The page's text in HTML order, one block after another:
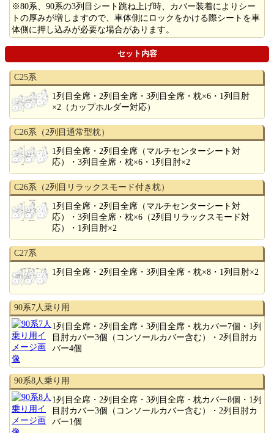
※80系、90系の3列目シート跳ね上げ時、カバー装着によりシー
トの厚みが増しますので、車体側にロックをかける際シートを車
体側に押し込みが必要な場合があります。
セット内容
C25系
1列目全席・2列目全席・3列目全席・枕×6・1列目肘
×2（カップホルダー対応）
C26系（2列目通常型枕）
1列目全席・2列目全席（マルチセンターシート対
応）・3列目全席・枕×6・1列目肘×2
C26系（2列目リラックスモード付き枕）
1列目全席・2列目全席（マルチセンターシート対
応）・3列目全席・枕×6（2列目リラックスモード対
応）・1列目肘×2
C27系
1列目全席・2列目全席・3列目全席・枕×8・1列目肘×2
90系7人乗り用
1列目全席・2列目全席・3列目全席・枕カバー7個・1列
目肘カバー3個（コンソールカバー含む）・2列目肘カ
バー4個
90系8人乗り用
1列目全席・2列目全席・3列目全席・枕カバー8個・1列
目肘カバー3個（コンソールカバー含む）・2列目肘カ
バー1個